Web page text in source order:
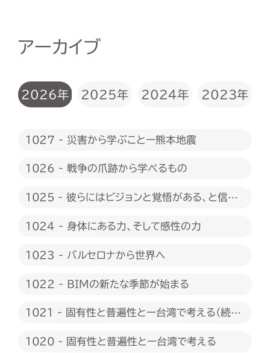
アーカイブ
2026年 2025年 2024年 2023年
1027 - 災害から学ぶことー熊本地震
1026 - 戦争の爪跡から学べるもの
1025 - 彼らにはビジョンと覚悟がある、と信じ
1024 - 身体にある力、そして感性の力
1023 - バルセロナから世界へ
1022 - BIMの新たな季節が始まる
1021 - 固有性と普遍性とー台湾で考える（続
1020 - 固有性と普遍性とー台湾で考える